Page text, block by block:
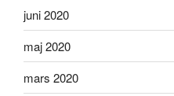
juni 2020
maj 2020
mars 2020